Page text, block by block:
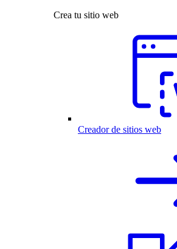
Crea tu sitio web
Creador de sitios web